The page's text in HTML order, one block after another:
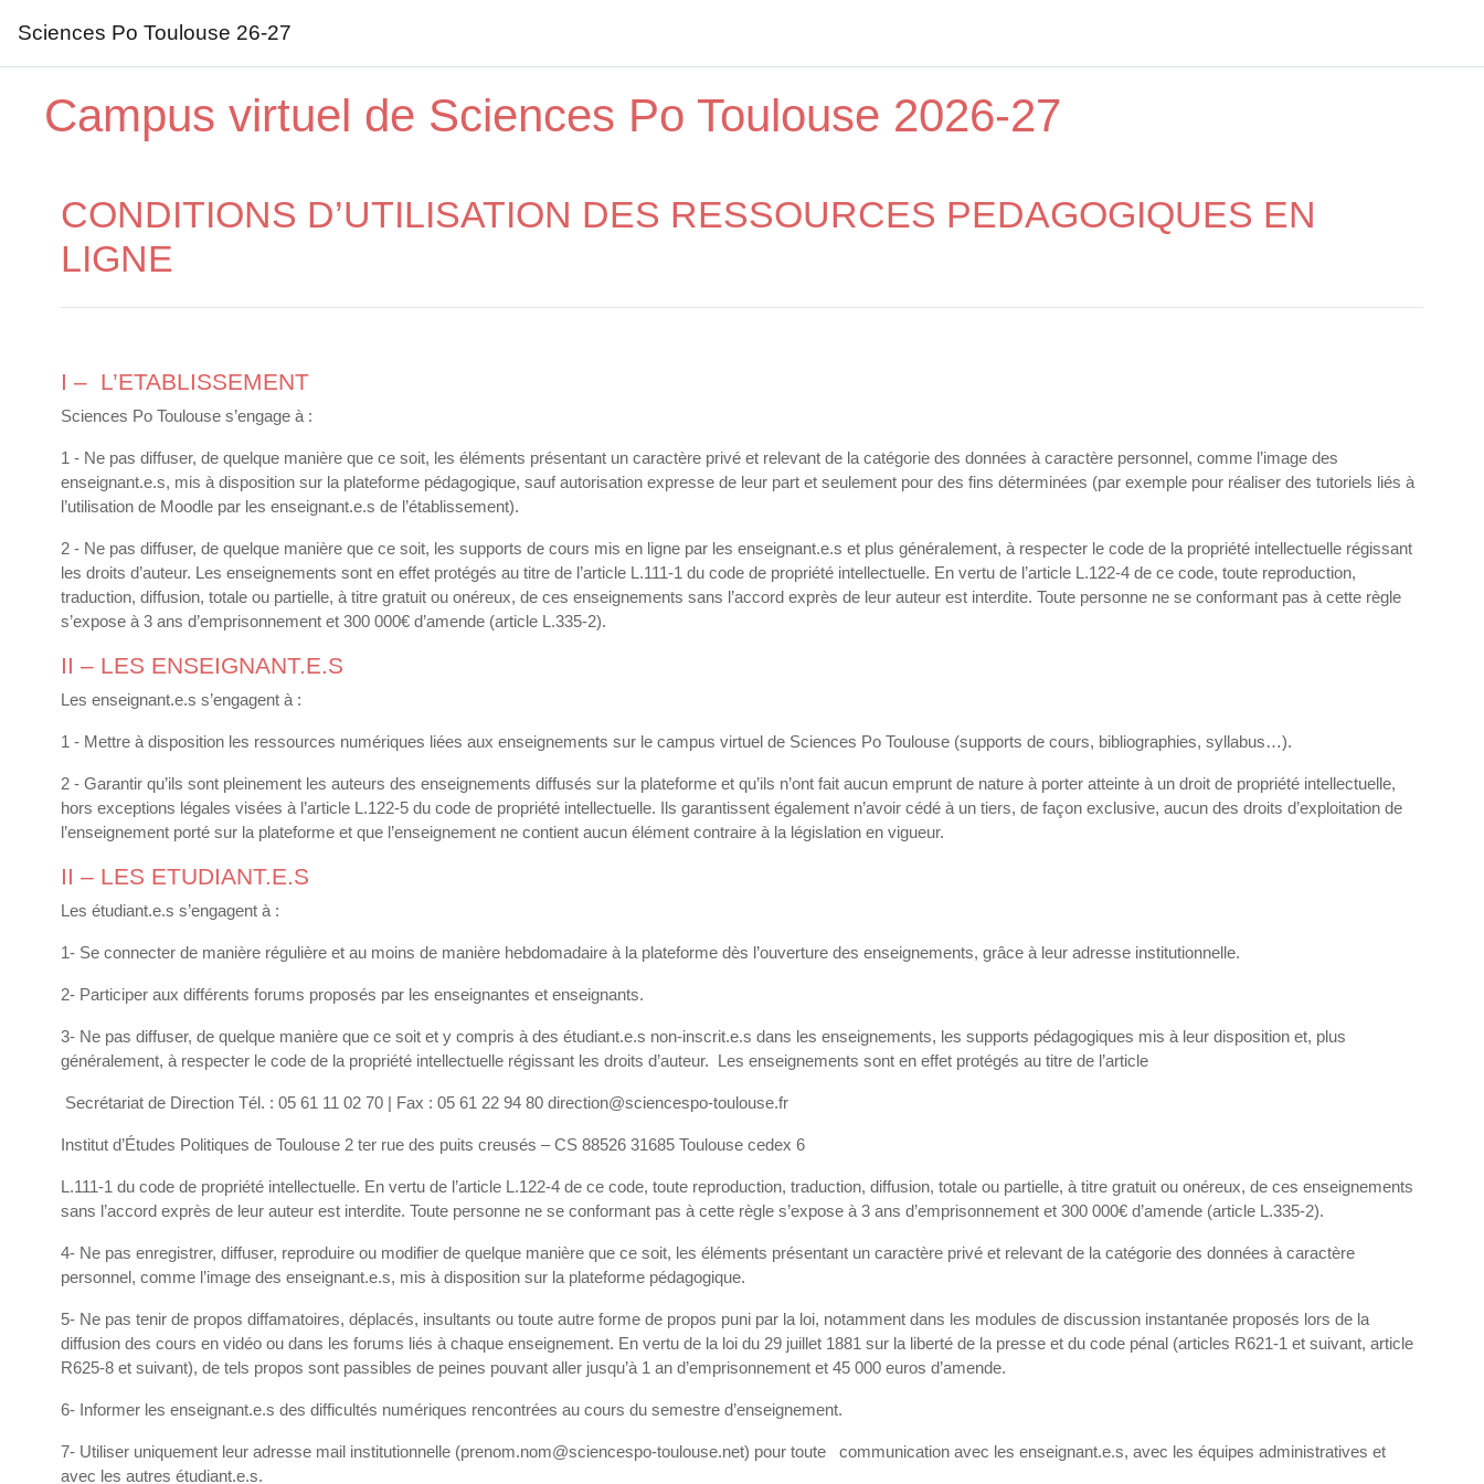
Sciences Po Toulouse 26-27
Campus virtuel de Sciences Po Toulouse 2026-27
CONDITIONS D’UTILISATION DES RESSOURCES PEDAGOGIQUES EN
LIGNE
I – L’ETABLISSEMENT
Sciences Po Toulouse s’engage à :
1 - Ne pas diffuser, de quelque manière que ce soit, les éléments présentant un caractère privé et relevant de la catégorie des données à caractère personnel, comme l’image des
enseignant.e.s, mis à disposition sur la plateforme pédagogique, sauf autorisation expresse de leur part et seulement pour des fins déterminées (par exemple pour réaliser des tutoriels liés à
l’utilisation de Moodle par les enseignant.e.s de l’établissement).
2 - Ne pas diffuser, de quelque manière que ce soit, les supports de cours mis en ligne par les enseignant.e.s et plus généralement, à respecter le code de la propriété intellectuelle régissant
les droits d’auteur. Les enseignements sont en effet protégés au titre de l’article L.111-1 du code de propriété intellectuelle. En vertu de l’article L.122-4 de ce code, toute reproduction,
traduction, diffusion, totale ou partielle, à titre gratuit ou onéreux, de ces enseignements sans l’accord exprès de leur auteur est interdite. Toute personne ne se conformant pas à cette règle
s’expose à 3 ans d’emprisonnement et 300 000€ d’amende (article L.335-2).
II – LES ENSEIGNANT.E.S
Les enseignant.e.s s’engagent à :
1 - Mettre à disposition les ressources numériques liées aux enseignements sur le campus virtuel de Sciences Po Toulouse (supports de cours, bibliographies, syllabus…).
2 - Garantir qu’ils sont pleinement les auteurs des enseignements diffusés sur la plateforme et qu’ils n’ont fait aucun emprunt de nature à porter atteinte à un droit de propriété intellectuelle,
hors exceptions légales visées à l’article L.122-5 du code de propriété intellectuelle. Ils garantissent également n’avoir cédé à un tiers, de façon exclusive, aucun des droits d’exploitation de
l’enseignement porté sur la plateforme et que l’enseignement ne contient aucun élément contraire à la législation en vigueur.
II – LES ETUDIANT.E.S
Les étudiant.e.s s’engagent à :
1- Se connecter de manière régulière et au moins de manière hebdomadaire à la plateforme dès l’ouverture des enseignements, grâce à leur adresse institutionnelle.
2- Participer aux différents forums proposés par les enseignantes et enseignants.
3- Ne pas diffuser, de quelque manière que ce soit et y compris à des étudiant.e.s non-inscrit.e.s dans les enseignements, les supports pédagogiques mis à leur disposition et, plus
généralement, à respecter le code de la propriété intellectuelle régissant les droits d’auteur. Les enseignements sont en effet protégés au titre de l’article
Secrétariat de Direction Tél. : 05 61 11 02 70 | Fax : 05 61 22 94 80 direction@sciencespo-toulouse.fr
Institut d’Études Politiques de Toulouse 2 ter rue des puits creusés – CS 88526 31685 Toulouse cedex 6
L.111-1 du code de propriété intellectuelle. En vertu de l’article L.122-4 de ce code, toute reproduction, traduction, diffusion, totale ou partielle, à titre gratuit ou onéreux, de ces enseignements
sans l’accord exprès de leur auteur est interdite. Toute personne ne se conformant pas à cette règle s’expose à 3 ans d’emprisonnement et 300 000€ d’amende (article L.335-2).
4- Ne pas enregistrer, diffuser, reproduire ou modifier de quelque manière que ce soit, les éléments présentant un caractère privé et relevant de la catégorie des données à caractère
personnel, comme l’image des enseignant.e.s, mis à disposition sur la plateforme pédagogique.
5- Ne pas tenir de propos diffamatoires, déplacés, insultants ou toute autre forme de propos puni par la loi, notamment dans les modules de discussion instantanée proposés lors de la
diffusion des cours en vidéo ou dans les forums liés à chaque enseignement. En vertu de la loi du 29 juillet 1881 sur la liberté de la presse et du code pénal (articles R621-1 et suivant, article
R625-8 et suivant), de tels propos sont passibles de peines pouvant aller jusqu’à 1 an d’emprisonnement et 45 000 euros d’amende.
6- Informer les enseignant.e.s des difficultés numériques rencontrées au cours du semestre d’enseignement.
7- Utiliser uniquement leur adresse mail institutionnelle (prenom.nom@sciencespo-toulouse.net) pour toute communication avec les enseignant.e.s, avec les équipes administratives et
avec les autres étudiant.e.s.